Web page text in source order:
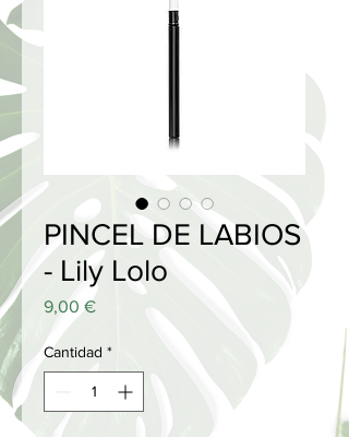
PINCEL DE LABIOS
- Lily Lolo
9,00 €Precio
Cantidad *